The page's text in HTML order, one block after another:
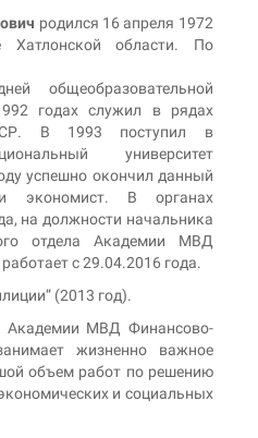
родился 16 апреля 1972
области. По
общеобразовательной
годах служил в рядах
В 1993 поступил в
университет
успешно окончил данный
экономист. В органах
на должности начальника
отдела Академии МВД
с 29.04.2016 года.
(2013 год).
Академии МВД Финансово-
жизненно важное
объем работ по решению
и социальных